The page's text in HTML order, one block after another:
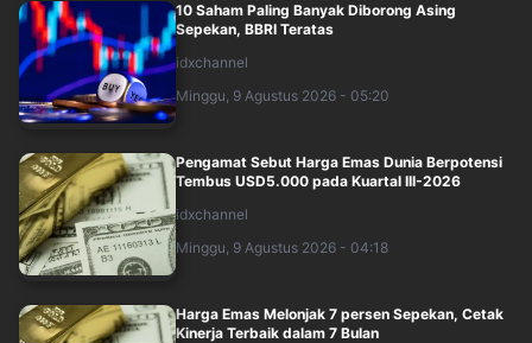
10 Saham Paling Banyak Diborong Asing
Sepekan, BBRI Teratas
idxchannel
Minggu, 9 Agustus 2026 - 05:20
Pengamat Sebut Harga Emas Dunia Berpotensi
Tembus USD5.000 pada Kuartal III-2026
idxchannel
Minggu, 9 Agustus 2026 - 04:18
Harga Emas Melonjak 7 persen Sepekan, Cetak
Kinerja Terbaik dalam 7 Bulan